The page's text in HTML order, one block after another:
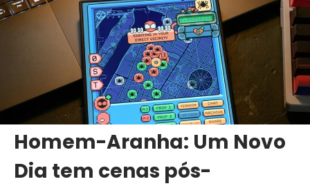
Homem-Aranha: Um Novo
Dia tem cenas pós-